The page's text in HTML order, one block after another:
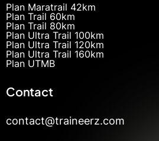
Plan Maratrail 42km
Plan Trail 60km
Plan Trail 80km
Plan Ultra Trail 100km
Plan Ultra Trail 120km
Plan Ultra Trail 160km
Plan UTMB
Contact
contact@traineerz.com